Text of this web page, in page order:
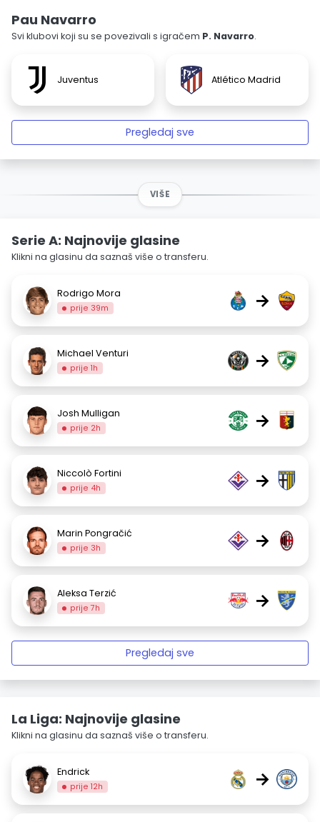
Pau Navarro
Svi klubovi koji su se povezivali s igračem P. Navarro.
Juventus Atlético Madrid
Pregledaj sve
VIŠE
Serie A: Najnovije glasine
Klikni na glasinu da saznaš više o transferu.
Rodrigo Mora
prije 39m →
Michael Venturi
prije 1h →
Josh Mulligan
prije 2h →
Niccolò Fortini
prije 4h →
Marin Pongračić
prije 3h →
Aleksa Terzić
prije 7h →
Pregledaj sve
La Liga: Najnovije glasine
Klikni na glasinu da saznaš više o transferu.
Endrick
prije 12h →